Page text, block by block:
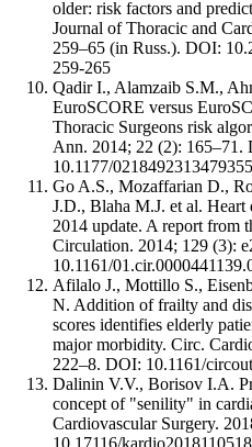
older: risk factors and
Journal of Thoracic and
259–65 (in Russ.). DOI:
259-265
Qadir I., Alamzaib S.M.,
EuroSCORE versus
Thoracic Surgeons risk
Ann. 2014; 22 (2): 165–71.
10.1177/0218492313479355
Go A.S., Mozaffarian D.,
J.D., Blaha M.J. et al. Heart
2014 update. A report from
Circulation. 2014; 129 (3):
10.1161/
Afilalo J., Mottillo S.,
N. Addition of frailty and
scores identifies elderly
major morbidity. Circ.
222–8. DOI: 10.1161/
Dalinin V.V., Borisov I.A.
concept of "senility" in
Cardiovascular Surgery.